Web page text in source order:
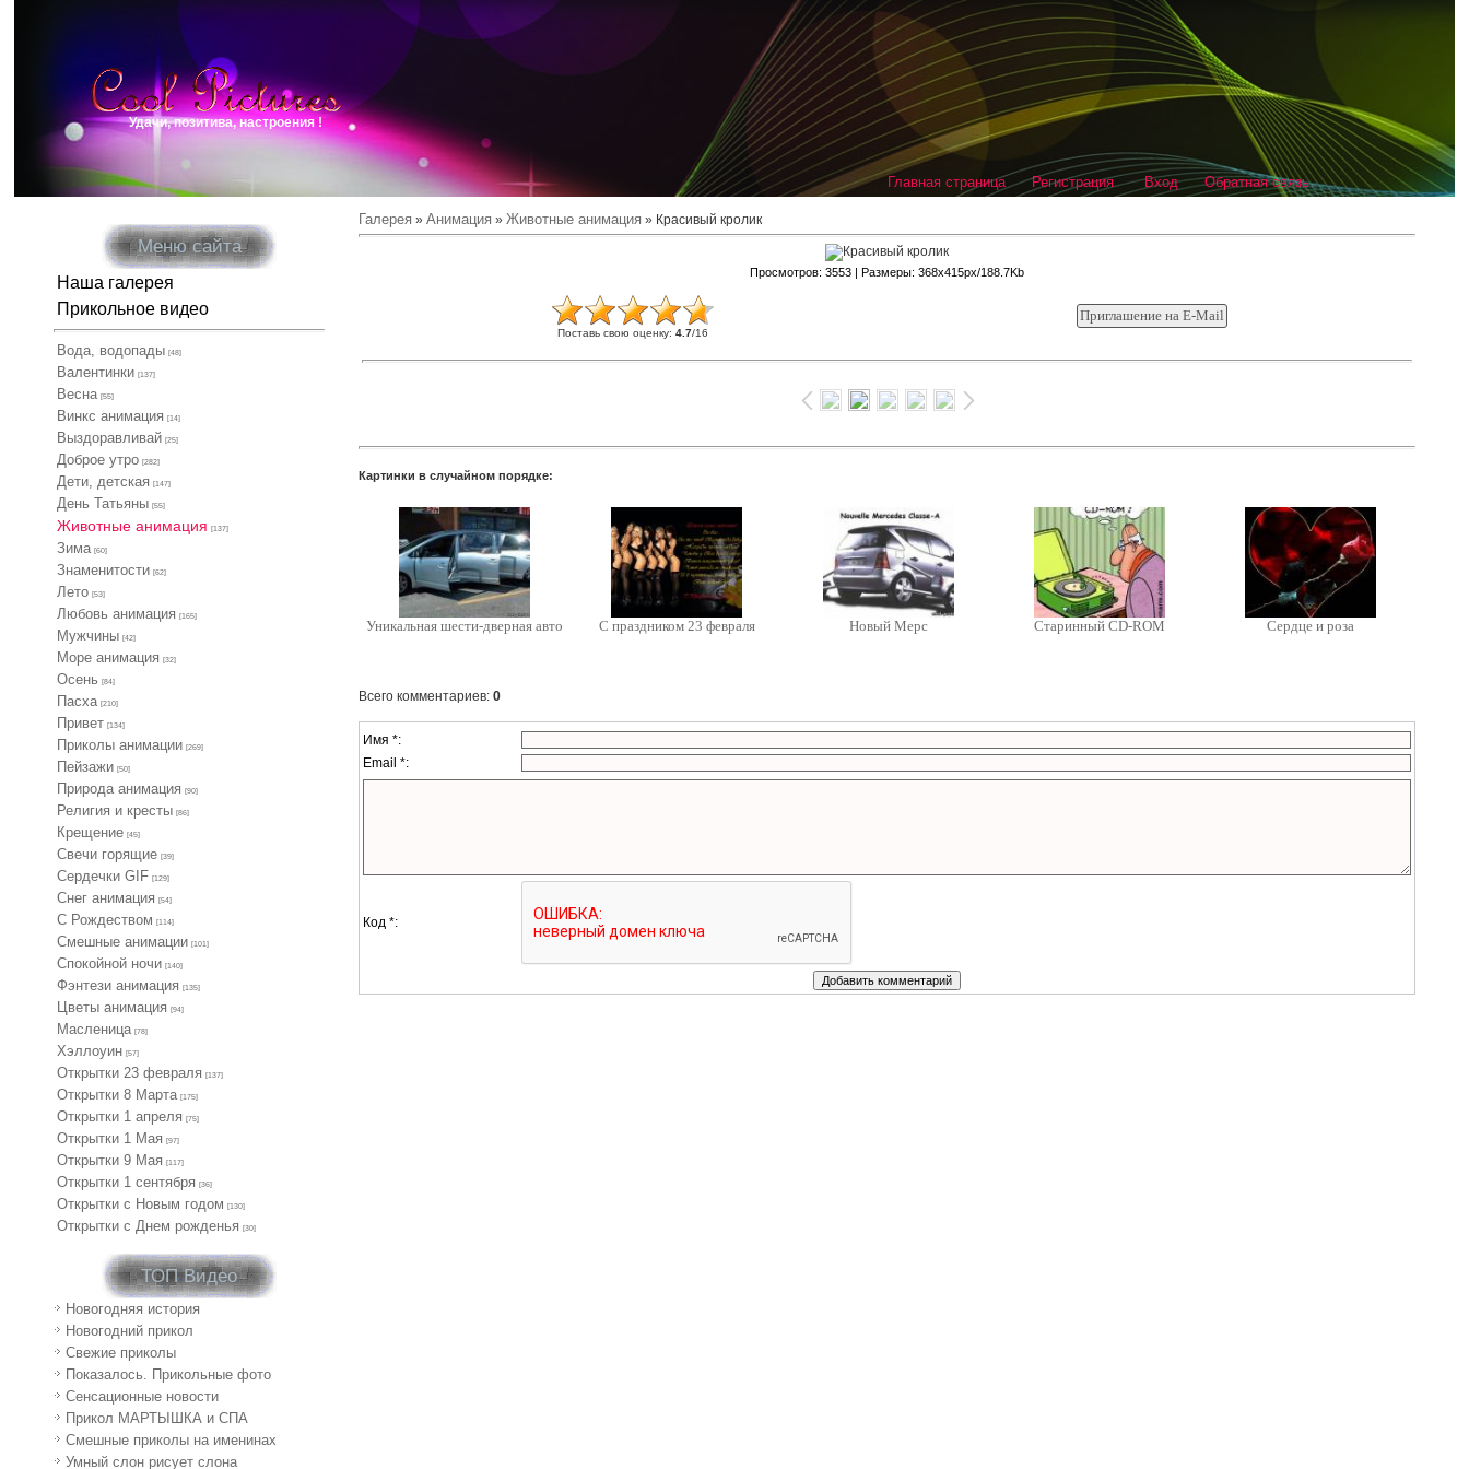
Удачи, позитива, настроения !
Главная страница Регистрация Вход Обратная связь
Меню сайта
Наша галерея
Прикольное видео
Вода, водопады [48]
Валентинки [137]
Весна [55]
Винкс анимация [14]
Выздоравливай [25]
Доброе утро [282]
Дети, детская [147]
День Татьяны [55]
Животные анимация [137]
Зима [60]
Знаменитости [62]
Лето [53]
Любовь анимация [165]
Мужчины [42]
Море анимация [32]
Осень [84]
Пасха [210]
Привет [134]
Приколы анимации [269]
Пейзажи [50]
Природа анимация [90]
Религия и кресты [86]
Крещение [45]
Свечи горящие [39]
Сердечки GIF [129]
Снег анимация [54]
С Рождеством [114]
Смешные анимации [101]
Спокойной ночи [140]
Фэнтези анимация [135]
Цветы анимация [94]
Масленица [78]
Хэллоуин [57]
Открытки 23 февраля [137]
Открытки 8 Марта [175]
Открытки 1 апреля [75]
Открытки 1 Мая [97]
Открытки 9 Мая [117]
Открытки 1 сентября [36]
Открытки с Новым годом [130]
Открытки с Днем рожденья [30]
ТОП Видео
Новогодняя история
Новогодний прикол
Свежие приколы
Показалось. Прикольные фото
Сенсационные новости
Прикол МАРТЫШКА и СПА
Смешные приколы на именинах
Умный слон рисует слона
Галерея »Анимация »Животные анимация » Красивый кролик
Просмотров: 3553 |Размеры: 368x415px/188.7Kb
Поставь свою оценку:4.7/16
Картинки в случайном порядке:
Уникальная шести-дверная авто С праздником 23 февраля Новый Мерс Старинный CD-ROM Сердце и роза
Всего комментариев:0
Имя *:
Email *:
Код *: